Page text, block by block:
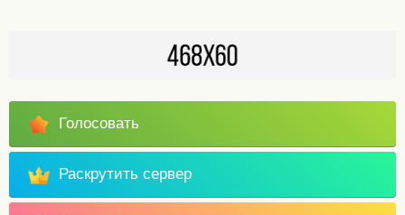
Голосовать
Раскрутить сервер